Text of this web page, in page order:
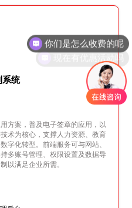
系统
方案，普及电子签章的应用，以
术为核心，支撑人力资源、教育
字化转型。前端服务可与网站、
多账号管理、权限设置及数据导
以满足企业所需。
现在有优惠活动吗